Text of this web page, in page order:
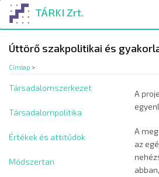
Ugrás
tartalomra
TÁRKI Zrt.
Úttörő szakpolitikai és
Címlap >
Társadalomszerkezet
Társadalompolitika
Értékek és attitűdök
Módszertan
A
A
az